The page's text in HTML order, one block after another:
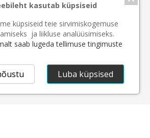
© 2026 - Digimarket OÜ
kasutab küpsiseid
küpsiseid teie sirvimiskogemuse
ja liikluse analüüsimiseks.
saab lugeda tellimuse tingimuste
Luba küpsised